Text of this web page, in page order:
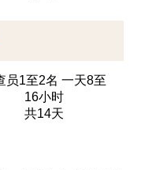
员1至2名 一天8至
16小时
共14天